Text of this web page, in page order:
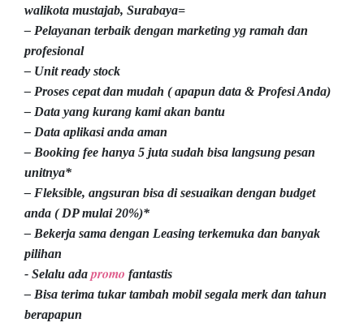
walikota mustajab, Surabaya=
– Pelayanan terbaik dengan marketing yg ramah dan
profesional
– Unit ready stock
– Proses cepat dan mudah ( apapun data & Profesi Anda)
– Data yang kurang kami akan bantu
– Data aplikasi anda aman
– Booking fee hanya 5 juta sudah bisa langsung pesan
unitnya*
– Fleksible, angsuran bisa di sesuaikan dengan budget
anda ( DP mulai 20%)*
– Bekerja sama dengan Leasing terkemuka dan banyak
pilihan
- Selalu ada promo fantastis
– Bisa terima tukar tambah mobil segala merk dan tahun
berapapun